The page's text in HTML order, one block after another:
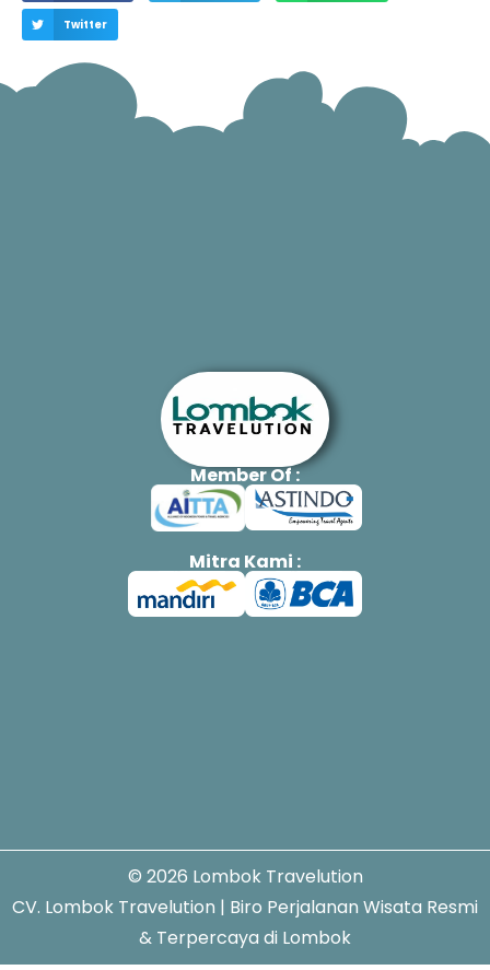
Twitter
Member Of :
Mitra Kami :
© 2026 Lombok Travelution
CV. Lombok Travelution | Biro Perjalanan Wisata Resmi
& Terpercaya di Lombok